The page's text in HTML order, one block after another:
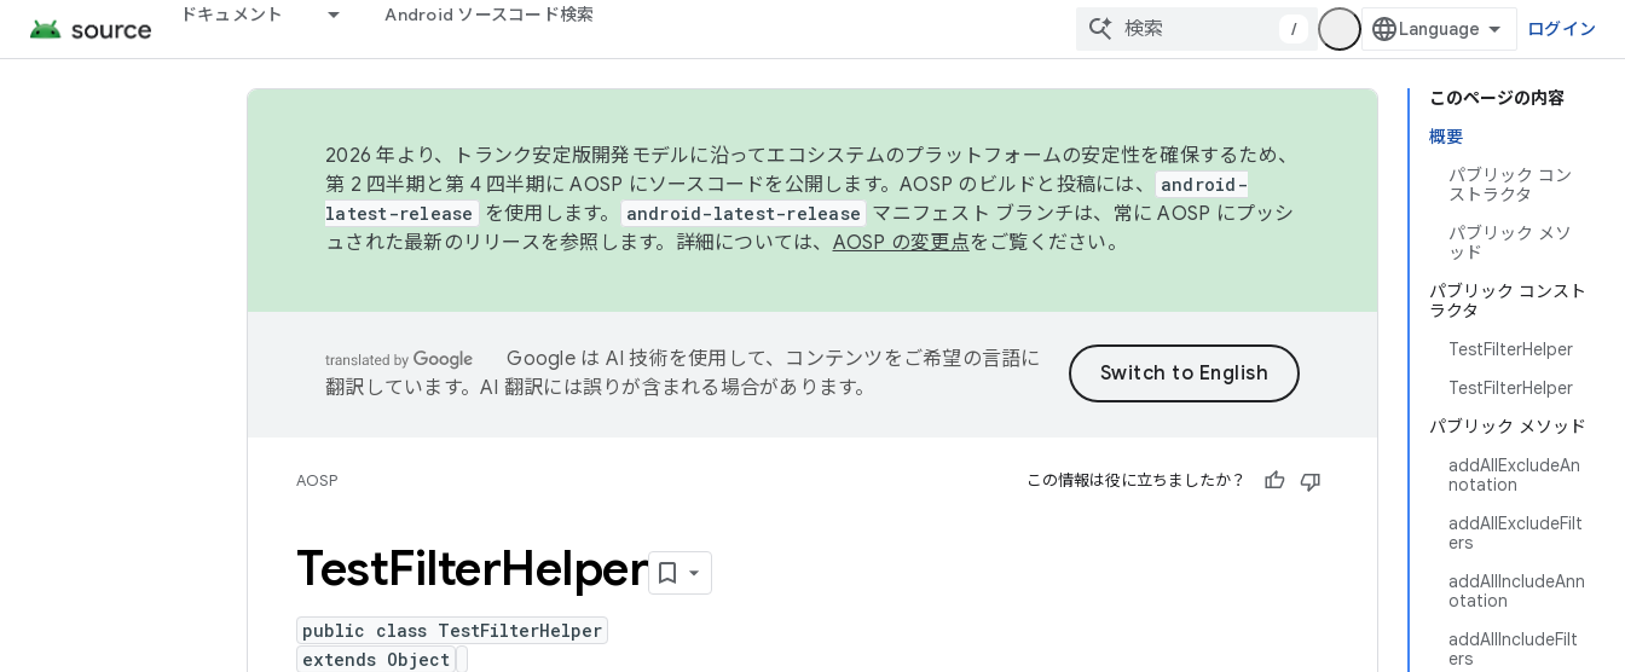
ドキュメント Android ソースコード検索
/ ログイン
このページの内容
概要
パブリック コン
ストラクタ
パブリック メソ
ッド
パブリック コンスト
ラクタ
TestFilterHelper
TestFilterHelper
パブリック メソッド
addAllExcludeAn
notation
addAllExcludeFilt
ers
addAllIncludeAnn
otation
addAllIncludeFilt
ers
2026 年より、トランク安定版開発モデルに沿ってエコシステムのプラットフォームの安定性を確保するため、
第 2 四半期と第 4 四半期に AOSP にソースコードを公開します。AOSP のビルドと投稿には、
android-
latest-release
を使用します。 android-latest-release マニフェスト ブランチは、常に AOSP にプッシ
ュされた最新のリリースを参照します。詳細については、 AOSP の変更点をご覧ください。
Google は AI 技術を使用して、コンテンツをご希望の言語に
翻訳しています。AI 翻訳には誤りが含まれる場合があります。
AOSP この情報は役に立ちましたか？
TestFilterHelper
public class TestFilterHelper
extends Object